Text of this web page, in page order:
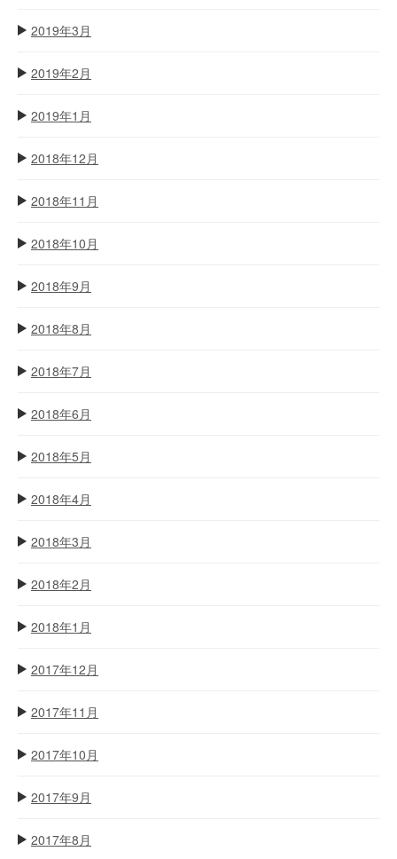
2019年3月
2019年2月
2019年1月
2018年12月
2018年11月
2018年10月
2018年9月
2018年8月
2018年7月
2018年6月
2018年5月
2018年4月
2018年3月
2018年2月
2018年1月
2017年12月
2017年11月
2017年10月
2017年9月
2017年8月